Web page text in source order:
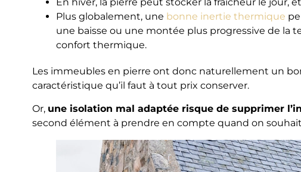
Plus globalement, une bonne inertie thermique
une baisse ou une montée plus progressive de la
confort thermique.
Les immeubles en pierre ont donc naturellement un
caractéristique qu’il faut à tout prix conserver.
Or, une isolation mal adaptée risque de supprimer
second élément à prendre en compte quand on